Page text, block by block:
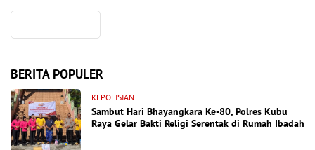
BERITA POPULER
KEPOLISIAN
Sambut Hari Bhayangkara Ke-80, Polres Kubu
Raya Gelar Bakti Religi Serentak di Rumah Ibadah